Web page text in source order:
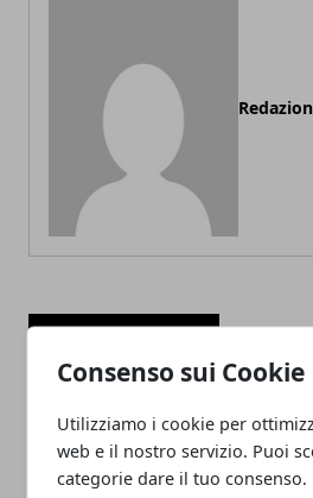
Consenso sui Cookie
Utilizziamo i cookie per
web e il nostro servizio. Puoi
categorie dare il tuo consenso.
ARTICOLI CORRELATI